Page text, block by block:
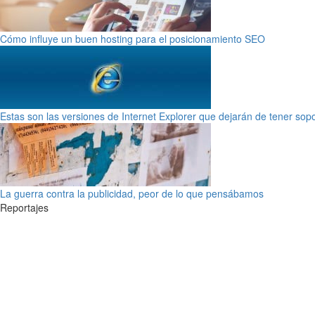
Cómo influye un buen hosting para el posicionamiento SEO
Estas son las versiones de Internet Explorer que dejarán de tener
La guerra contra la publicidad, peor de lo que pensábamos
Reportajes